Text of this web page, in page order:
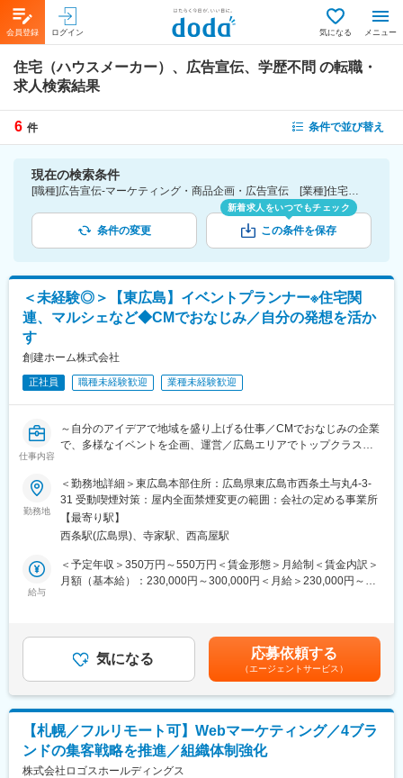
会員登録 ログイン 気になる メニュー
住宅（ハウスメーカー）、広告宣伝、学歴不問 の転職・
求人検索結果
6 件 条件で並び替え
現在の検索条件
[職種]広告宣伝-マーケティング・商品企画・広告宣伝 [業種]住宅（ハウスメーカー）-建設・プラント・不動産業界 [こだわり条件ピックアップ]学歴不問 [詳細条件](募集・採用情報)学歴不問
条件の変更
新着求人をいつでもチェック
この条件を保存
＜未経験◎＞【東広島】イベントプランナー※住宅関
連、マルシェなど◆CMでおなじみ／自分の発想を活か
す
創建ホーム株式会社
正社員 職種未経験歓迎 業種未経験歓迎
仕事内容
～自分のアイデアで地域を盛り上げる仕事／CMでおなじみの企業
で、多様なイベントを企画、運営／広島エリアでトップクラスの
■ミッション：
◇当社で開催する各種イベントを企画運営を行うポジションを採
用します。
◇基本的にはお一人に任せるつもりですが、部署内にはイベント
運営の経験者が多数いますのでなんでも相談しやすい環境です。
◇イベント事業では、「多様性の時代にいろいろな価値観に触れ
■概要：
イベントを通しで運用していただける方を募集しています。
■当ポジションの魅力：
◎知名度がある企業
勤務地
＜勤務地詳細＞東広島本部住所：広島県東広島市西条土与丸4-3-
31 受動喫煙対策：屋内全面禁煙変更の範囲：会社の定める事業所
【最寄り駅】
西条駅(広島県)、寺家駅、西高屋駅
給与
＜予定年収＞350万円～550万円＜賃金形態＞月給制＜賃金内訳＞
月額（基本給）：230,000円～300,000円＜月給＞230,000円～
可能性があります。月給(月額)は固定手当を含めた表記です。
気になる 応募依頼する
（エージェントサービス）
【札幌／フルリモート可】Webマーケティング／4ブラ
ンドの集客戦略を推進／組織体制強化
株式会社ロゴスホールディングス